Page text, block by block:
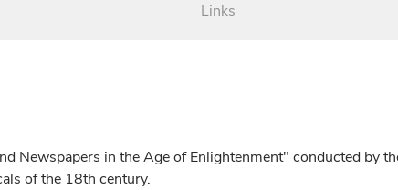
Links
Newspapers in the Age of Enlightenment" conducted by
of the 18th century.